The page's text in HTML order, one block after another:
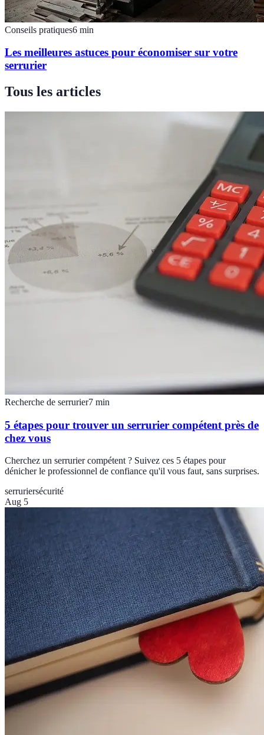
Conseils pratiques6 min
Les meilleures astuces pour économiser sur votre
serrurier
Tous les articles
Recherche de serrurier7 min
5 étapes pour trouver un serrurier compétent près de
chez vous
Cherchez un serrurier compétent ? Suivez ces 5 étapes pour
dénicher le professionnel de confiance qu'il vous faut, sans surprises.
serruriersécurité
Aug 5